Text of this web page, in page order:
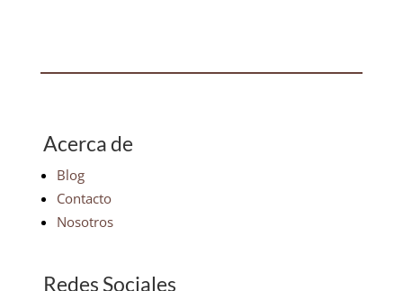
Acerca de
Blog
Contacto
Nosotros
Redes Sociales